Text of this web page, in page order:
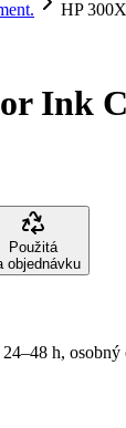
HP
Ink
Použitá
objednávku
h, osobný